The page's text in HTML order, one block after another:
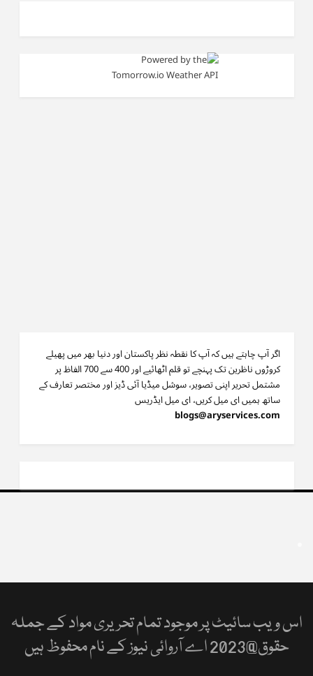
اگر آپ چاہتے ہیں کہ آپ کا نقطہ نظر پاکستان اور دنیا بھر میں پھیلے
کروڑوں ناظرین تک پہنچے تو قلم اٹھائیے اور 400 سے 700 الفاظ پر
مشتمل تحریر اپنی تصویر، سوشل میڈیا آئی ڈیز اور مختصر تعارف کے
ساتھ ہمیں ای میل کریں، ای میل ایڈریس
blogs@aryservices.com
اس ویب سائیٹ پر موجود تمام تحریری مواد کے جملہ
حقوق@2023 اے آروائی نیوز کے نام محفوظ ہیں